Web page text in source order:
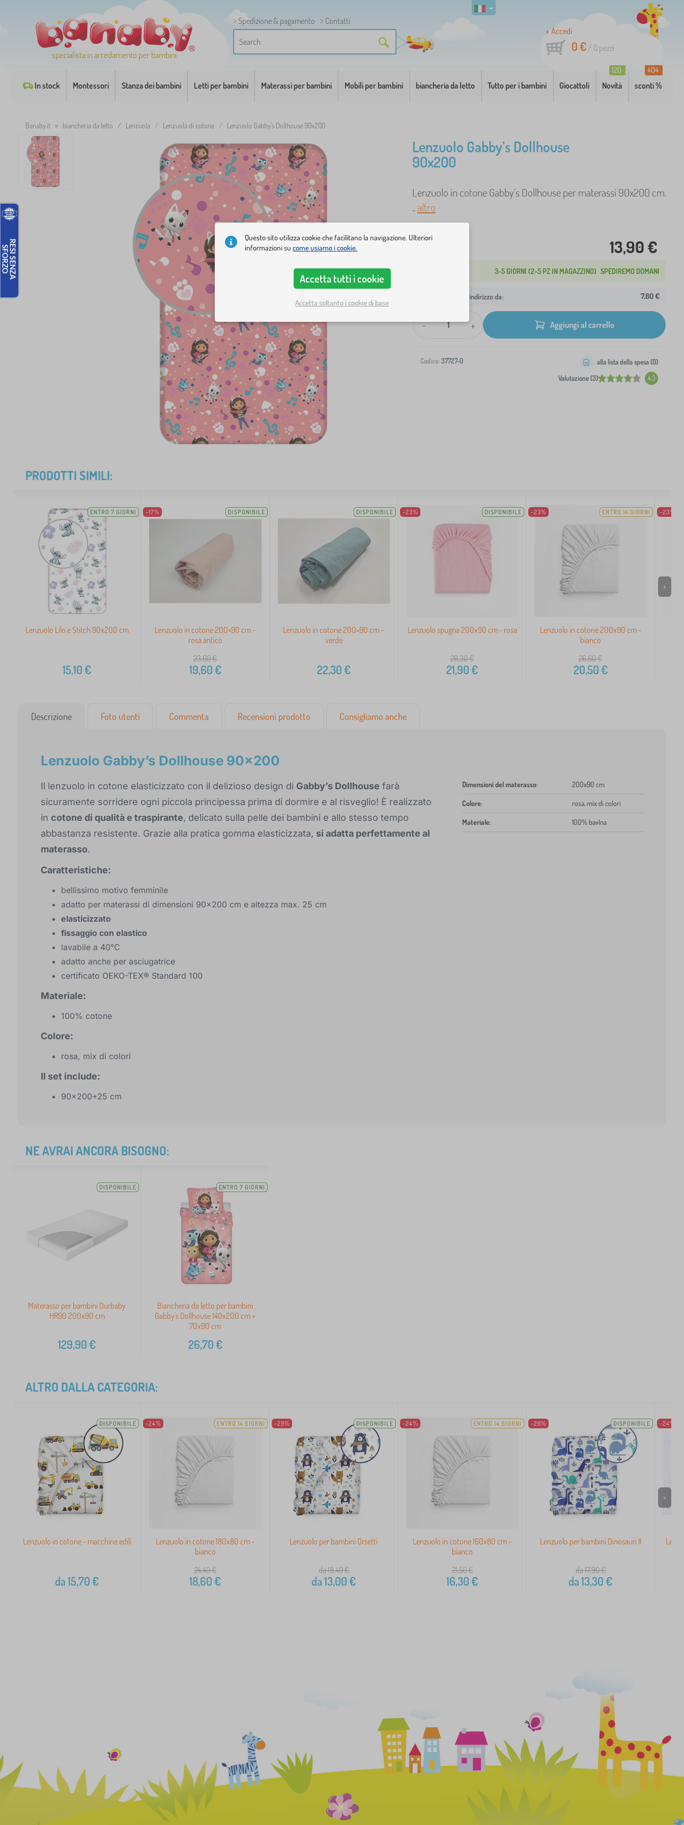
specialista in arredamento per bambini
Spedizione & pagamento
Contatti
Accedi
0 €/ 0 pezzi
In stock Montessori Stanza dei bambini Letti per bambini Materassi per bambini Mobili per bambini biancheria da letto Tutto per i bambini Giocattoli Novità
120
sconti %
404
Banaby.it » biancheria da letto / Lenzuola / Lenzuola di cotone / Lenzuolo Gabby’s Dollhouse 90x200
Lenzuolo Gabby’s Dollhouse
90x200
Lenzuolo in cotone Gabby’s Dollhouse per materassi 90x200 cm.
..altro
13,90 €
3-5 GIORNI (2-5 PZ IN MAGAZZINO) SPEDIREMO DOMANI
Spedizione al tuo indirizzo da: 7,80 €
- + Aggiungi al carrello
Codice: 37727-0
Valutazione (3) 4.3
alla lista della spesa (0)
PRODOTTI SIMILI:
ENTRO 7 GIORNI
Lenzuolo Lilo e Stitch 90x200 cm
15,10€
-17% DISPONIBILE
Lenzuolo in cotone 200×90 cm -
rosa antico
23,60€
19,60€
DISPONIBILE
Lenzuolo in cotone 200×90 cm –
verde
22,30€
-23% DISPONIBILE
Lenzuolo spugna 200x90 cm - rosa
28,30€
21,90€
-23% ENTRO 14 GIORNI
Lenzuolo in cotone 200x90 cm -
bianco
26,60€
20,50€
-23%
>
Descrizione Foto utenti Commenta Recensioni prodotto Consigliamo anche
Lenzuolo Gabby’s Dollhouse 90x200
Il lenzuolo in cotone elasticizzato con il delizioso design di Gabby’s Dollhouse farà
sicuramente sorridere ogni piccola principessa prima di dormire e al risveglio! È realizzato
in cotone di qualità e traspirante, delicato sulla pelle dei bambini e allo stesso tempo
abbastanza resistente. Grazie alla pratica gomma elasticizzata, si adatta perfettamente al
materasso.
Caratteristiche:
bellissimo motivo femminile
adatto per materassi di dimensioni 90x200 cm e altezza max. 25 cm
elasticizzato
fissaggio con elastico
lavabile a 40°C
adatto anche per asciugatrice
certificato OEKO-TEX® Standard 100
Materiale:
100% cotone
Colore:
rosa, mix di colori
Il set include:
90x200+25 cm
Dimensioni del materasso: 200x90 cm
Colore: rosa, mix di colori
Materiale: 100% bavlna
NE AVRAI ANCORA BISOGNO:
DISPONIBILE
Materasso per bambini Ourbaby
HR90 200x90 cm
129,90€
ENTRO 7 GIORNI
Biancheria da letto per bambini
Gabby's Dollhouse 140x200 cm +
70x90 cm
26,70€
ALTRO DALLA CATEGORIA:
DISPONIBILE
Lenzuolo in cotone - macchine edili
da15,70€
-24% ENTRO 14 GIORNI
Lenzuolo in cotone 180x80 cm -
bianco
24,40€
18,60€
-29% DISPONIBILE
Lenzuolo per bambini Orsetti
da 18,40€
da13,00€
-24% ENTRO 14 GIORNI
Lenzuolo in cotone 160x80 cm -
bianco
21,50€
16,30€
-26% DISPONIBILE
Lenzuolo per bambini Dinosauri II
da 17,90€
da13,30€
-24%
>
Questo sito utilizza cookie che facilitano la navigazione. Ulteriori
informazioni su come usiamo i cookie.
Accetta tutti i cookie
Accetta soltanto i cookie di base